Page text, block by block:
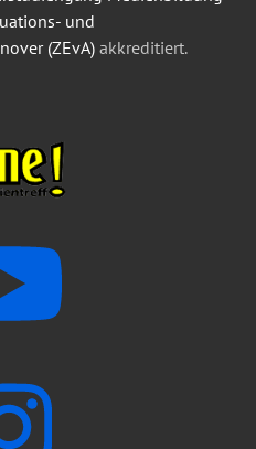
und
(ZEvA) akkreditiert.